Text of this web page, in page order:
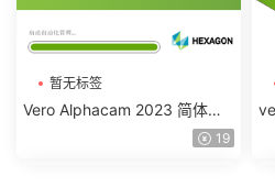
暂无标签
Vero Alphacam 2023 简体中
19